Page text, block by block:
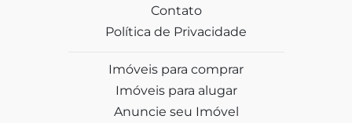
Contato
Política de Privacidade
Imóveis para comprar
Imóveis para alugar
Anuncie seu Imóvel